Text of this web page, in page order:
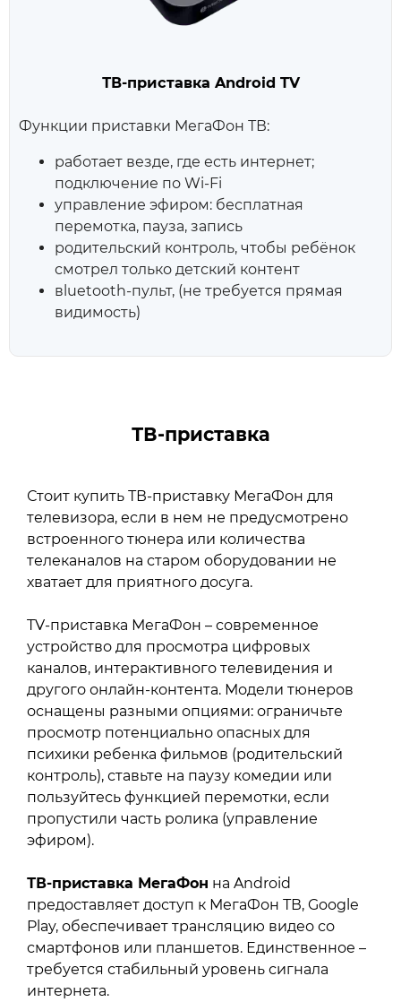
ТВ-приставка Android TV
Функции приставки МегаФон ТВ:
работает везде, где есть интернет;
подключение по Wi‑Fi
управление эфиром: бесплатная
перемотка, пауза, запись
родительский контроль, чтобы ребёнок
смотрел только детский контент
вluetooth‑пульт, (не требуется прямая
видимость)
ТВ‑приставка
Стоит купить ТВ-приставку МегаФон для
телевизора, если в нем не предусмотрено
встроенного тюнера или количества
телеканалов на старом оборудовании не
хватает для приятного досуга.
TV-приставка МегаФон – современное
устройство для просмотра цифровых
каналов, интерактивного телевидения и
другого онлайн-контента. Модели тюнеров
оснащены разными опциями: ограничьте
просмотр потенциально опасных для
психики ребенка фильмов (родительский
контроль), ставьте на паузу комедии или
пользуйтесь функцией перемотки, если
пропустили часть ролика (управление
эфиром).
ТВ-приставка МегаФон на Android
предоставляет доступ к МегаФон ТВ, Google
Play, обеспечивает трансляцию видео со
смартфонов или планшетов. Единственное –
требуется стабильный уровень сигнала
интернета.